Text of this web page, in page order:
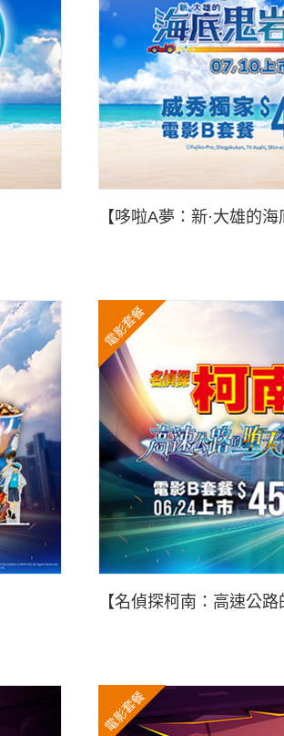
【哆啦A夢：新·大雄的
電影套餐
【名偵探柯南：高速公
電影套餐